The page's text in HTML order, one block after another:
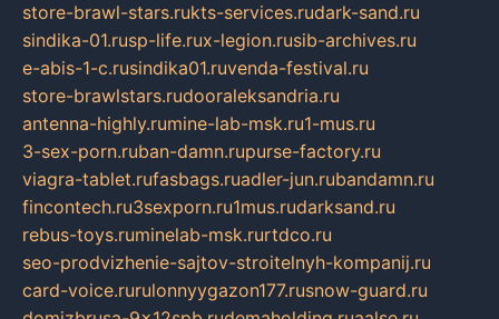
store-brawl-stars.rukts-services.rudark-sand.ru
sindika-01.rusp-life.rux-legion.rusib-archives.ru
e-abis-1-c.rusindika01.ruvenda-festival.ru
store-brawlstars.rudooraleksandria.ru
antenna-highly.rumine-lab-msk.ru1-mus.ru
3-sex-porn.ruban-damn.rupurse-factory.ru
viagra-tablet.rufasbags.ruadler-jun.rubandamn.ru
fincontech.ru3sexporn.ru1mus.rudarksand.ru
rebus-toys.ruminelab-msk.rurtdco.ru
seo-prodvizhenie-sajtov-stroitelnyh-kompanij.ru
card-voice.rurulonnyygazon177.rusnow-guard.ru